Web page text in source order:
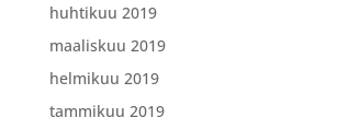
huhtikuu 2019
maaliskuu 2019
helmikuu 2019
tammikuu 2019